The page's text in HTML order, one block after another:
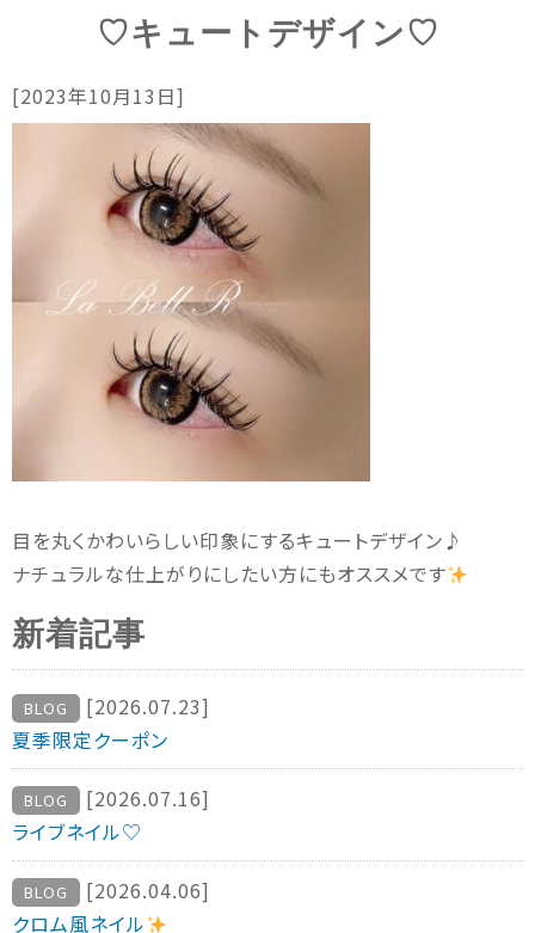
♡キュートデザイン♡
[2023年10月13日]
目を丸くかわいらしい印象にするキュートデザイン♪
ナチュラルな仕上がりにしたい方にもオススメです
新着記事
BLOG
[2026.07.23]
夏季限定クーポン
BLOG
[2026.07.16]
ライブネイル♡
BLOG
[2026.04.06]
クロム風ネイル